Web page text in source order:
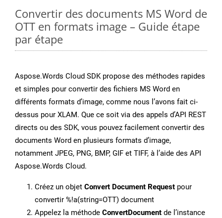
Convertir des documents MS Word de
OTT en formats image – Guide étape
par étape
Aspose.Words Cloud SDK propose des méthodes rapides
et simples pour convertir des fichiers MS Word en
différents formats d’image, comme nous l’avons fait ci-
dessus pour XLAM. Que ce soit via des appels d’API REST
directs ou des SDK, vous pouvez facilement convertir des
documents Word en plusieurs formats d’image,
notamment JPEG, PNG, BMP, GIF et TIFF, à l’aide des API
Aspose.Words Cloud.
Créez un objet Convert Document Request pour
convertir %!a(string=OTT) document
Appelez la méthode ConvertDocument de l’instance